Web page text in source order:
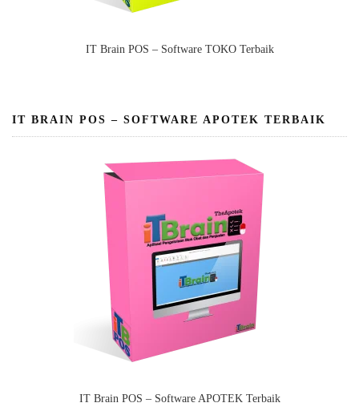
IT Brain POS – Software TOKO Terbaik
IT BRAIN POS – SOFTWARE APOTEK TERBAIK
IT Brain POS – Software APOTEK Terbaik